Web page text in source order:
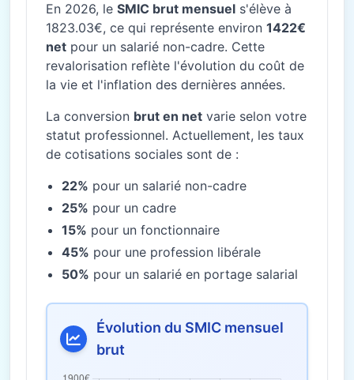
En 2026, le SMIC brut mensuel s'élève à
1823.03€, ce qui représente environ 1422€
net pour un salarié non-cadre. Cette
revalorisation reflète l'évolution du coût de
la vie et l'inflation des dernières années.
La conversion brut en net varie selon votre
statut professionnel. Actuellement, les taux
de cotisations sociales sont de :
22% pour un salarié non-cadre
25% pour un cadre
15% pour un fonctionnaire
45% pour une profession libérale
50% pour un salarié en portage salarial
Évolution du SMIC mensuel
brut